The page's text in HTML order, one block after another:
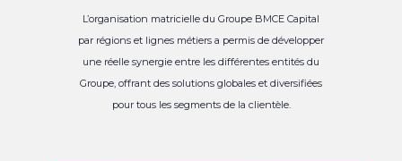
L’organisation matricielle du Groupe BMCE Capital
par régions et lignes métiers a permis de développer
une réelle synergie entre les différentes entités du
Groupe, offrant des solutions globales et diversifiées
pour tous les segments de la clientèle.